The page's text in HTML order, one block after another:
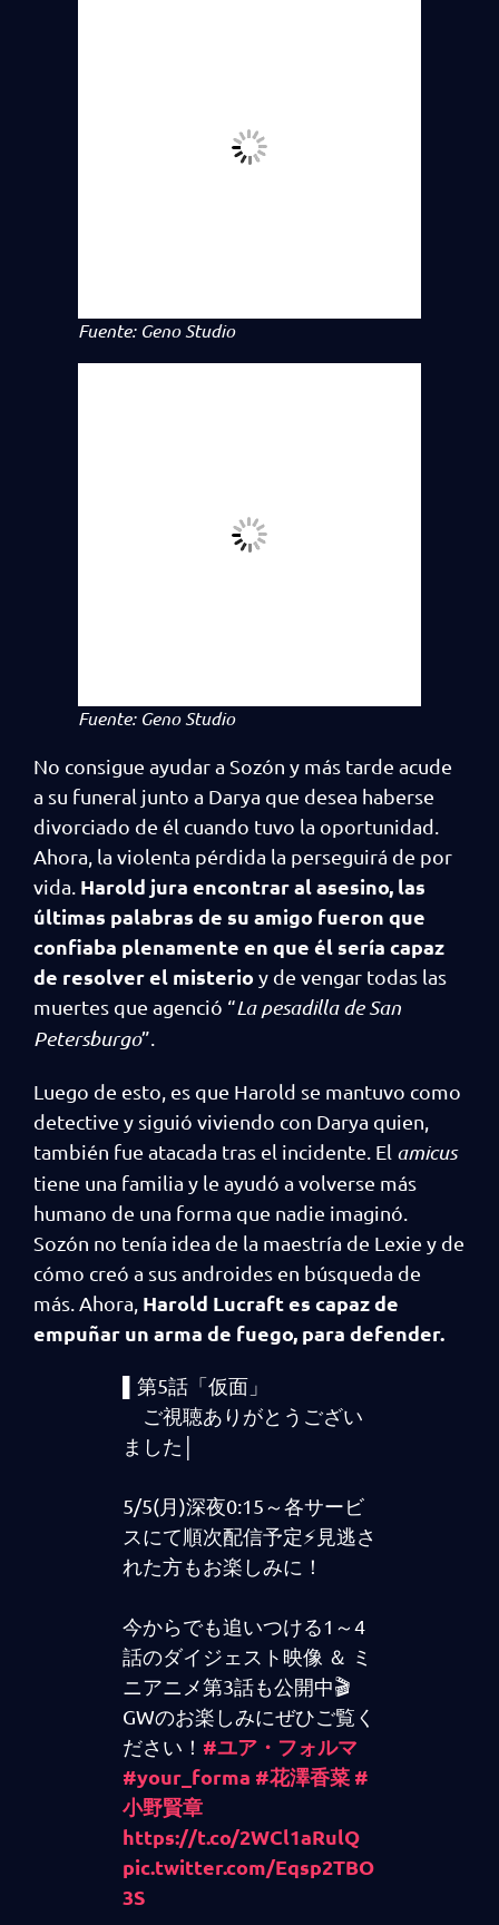
Fuente: Geno Studio
Fuente: Geno Studio
No consigue ayudar a Sozón y más tarde acude
a su funeral junto a Darya que desea haberse
divorciado de él cuando tuvo la oportunidad.
Ahora, la violenta pérdida la perseguirá de por
vida. Harold jura encontrar al asesino, las
últimas palabras de su amigo fueron que
confiaba plenamente en que él sería capaz
de resolver el misterio y de vengar todas las
muertes que agenció “La pesadilla de San
Petersburgo”.
Luego de esto, es que Harold se mantuvo como
detective y siguió viviendo con Darya quien,
también fue atacada tras el incidente. El amicus
tiene una familia y le ayudó a volverse más
humano de una forma que nadie imaginó.
Sozón no tenía idea de la maestría de Lexie y de
cómo creó a sus androides en búsqueda de
más. Ahora, Harold Lucraft es capaz de
empuñar un arma de fuego, para defender.
▌第5話「仮面」
ご視聴ありがとうござい
ました│
5/5(月)深夜0:15～各サービ
スにて順次配信予定⚡見逃さ
れた方もお楽しみに！
今からでも追いつける1～4
話のダイジェスト映像 ＆ ミ
ニアニメ第3話も公開中🎬
GWのお楽しみにぜひご覧く
ださい！ #ユア・フォルマ
#your_forma #花澤香菜 #
小野賢章
https://t.co/2WCl1aRulQ
pic.twitter.com/Eqsp2TBO
3S